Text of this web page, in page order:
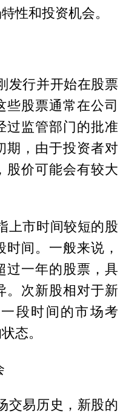
性和投资机会。‌
发行并开始在股票
股票通常在公司
过监管部门的批准
期，由于投资者对
股价可能会有较大
上市时间较短的股
间。一般来说，
过一年的股票，具
。次新股相对于新
段时间的市场考
态。
交易历史，新股的